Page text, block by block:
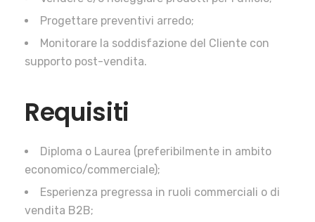
Progettare preventivi arredo;
Monitorare la soddisfazione del Cliente con
supporto post-vendita.
Requisiti
Diploma o Laurea (preferibilmente in ambito
economico/commerciale);
Esperienza pregressa in ruoli commerciali o di
vendita B2B;